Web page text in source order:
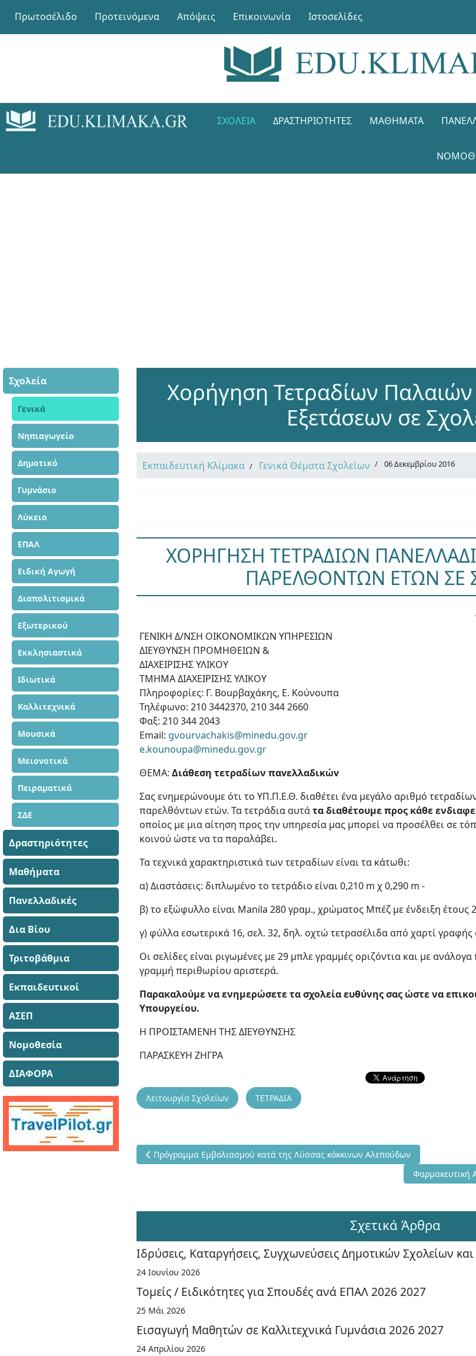
Πρωτοσέλιδο Προτεινόμενα Απόψεις Επικοινωνία Ιστοσελίδες
ΣΧΟΛΕΊΑ ΔΡΑΣΤΗΡΙΌΤΗΤΕΣ ΜΑΘΉΜΑΤΑ
Σχολεία
Γενικά
Νηπιαγωγείο
Δημοτικό
Γυμνάσιο
Λύκειο
ΕΠΑΛ
Ειδική Αγωγή
Διαπολιτισμικά
Εξωτερικού
Εκκλησιαστικά
Ιδιωτικά
Καλλιτεχνικά
Μουσικά
Μειονοτικά
Πειραματικά
ΣΔΕ
Δραστηριότητες
Μαθήματα
Πανελλαδικές
Δια Βίου
Τριτοβάθμια
Εκπαιδευτικοί
ΑΣΕΠ
Νομοθεσία
ΔΙΑΦΟΡΑ
Χορήγηση Τετραδίων
Εξετάσεων σε
Εκπαιδευτική Κλίμακα Γενικά Θέματα Σχολείων 06 Δεκεμβρίου 2016
ΧΟΡΗΓΗΣΗ ΤΕΤΡΑΔΙΩΝ
ΠΑΡΕΛΘΟΝΤΩΝ ΕΤΩΝ ΣΕ
ΓΕΝΙΚΗ Δ/ΝΣΗ ΟΙΚΟΝΟΜΙΚΩΝ ΥΠΗΡΕΣΙΩΝ
ΔΙΕΥΘΥΝΣΗ ΠΡΟΜΗΘΕΙΩΝ &
ΔΙΑΧΕΙΡΙΣΗΣ ΥΛΙΚΟΥ
ΤΜΗΜΑ ΔΙΑΧΕΙΡΙΣΗΣ ΥΛΙΚΟΥ
Πληροφορίες: Γ. Βοuρβαχάκης, Ε. Κούνουπα
Τηλέφωνο: 210 3442370, 210 344 2660
Φαξ: 210 344 2043
Email: gνourνachakis@minedu.goν.gr
e.kounoupa@minedu.goν.gr
ΘΕΜΑ:Διάθεση τετραδίων παvελλαδικώv
Σας ενημερώνουμε ότι το ΥΠ.Π.Ε.Θ. διαθέτει ένα μεγάλο αριθμό
παρελθόντων ετών. Τα τετράδια αυτάτα διαθέτουμε προς κάθε
οποίος με μια αίτηση προς την υπηρεσία μας μπορεί να προσέλθει σε
κοινού ώστε να τα παραλάβει.
Τα τεχνικά χαρακτηριστικά των τετραδίων είναι τα κάτωθι:
α) Διαστάσεις: διπλωμένο το τετράδιο είναι 0,210 m χ 0,290 m -
β) το εξώφυλλο είναι Manila 280 γραμ., χρώματος Μπέζ με ένδειξη έτους
γ) φύλλα εσωτερικά 16, σελ. 32, δηλ. οχτώ τετρασέλιδα από χαρτί γραφής
Οι σελίδες είναι ριγωμένες με 29 μπλε γραμμές οριζόντια και με
γραμμή περιθωρίου αριστερά.
Παρακαλούμε να ενημερώσετε τα σχολεία ευθύνης σας ώστε να
Υπουργείου.
Η ΠΡΟΙΣΤΑΜΕΝΗ ΤΗΣ ΔΙΕΥΘΥΝΣΗΣ
ΠΑΡΑΣΚΕΥΗ ΖΗΓΡΑ
Λειτουργία Σχολείων ΤΕΤΡΑΔΙΑ
Προηγούμενο άρθρο: Πρόγραμμα Εμβολιασμού κατά της Λύσσας κόκκινων
Πρόγραμμα Εμβολιασμού κατά της Λύσσας κόκκινων Αλεπούδων
Επόμενο
Φαρμακευτική
Σχετικά Άρθρα
Ιδρύσεις, Καταργήσεις, Συγχωνεύσεις Δημοτικών Σχολείων
24 Ιουνίου 2026
Τομείς / Ειδικότητες για Σπουδές ανά ΕΠΑΛ 2026 2027
25 Μάι 2026
Εισαγωγή Μαθητών σε Καλλιτεχνικά Γυμνάσια 2026 2027
24 Απριλίου 2026